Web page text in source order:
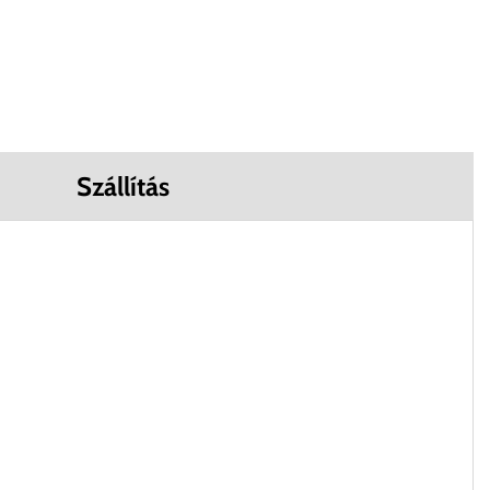
Szállítás